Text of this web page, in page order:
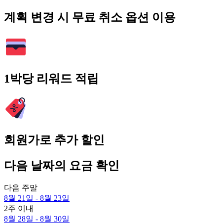
계획 변경 시 무료 취소 옵션 이용
1박당 리워드 적립
회원가로 추가 할인
다음 날짜의 요금 확인
다음 주말
8월 21일 - 8월 23일
2주 이내
8월 28일 - 8월 30일